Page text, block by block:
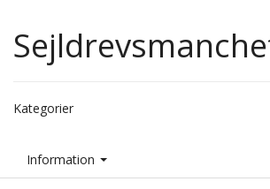
Kategorier
Information